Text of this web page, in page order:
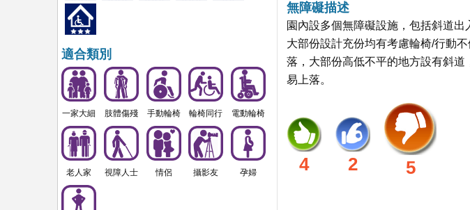
適合類別
一家大細 肢體傷殘 手動輪椅 輪椅同行 電動輪椅
老人家 視障人士 情侶 攝影友 孕婦
無障礙描述
園內設多個無障礙設施，包括斜道出
大部份設計充份均有考慮輪椅/行動
落，大部份高低不平的地方設有斜
易上落。
4 2 5